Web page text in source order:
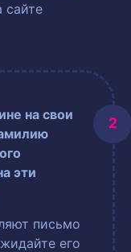
сайте
на свои
эти
письмо
его